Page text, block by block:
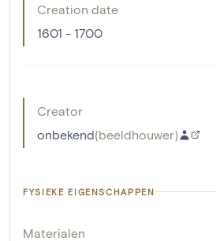
Creation date
1601 - 1700
Creator
onbekend(beeldhouwer)
FYSIEKE EIGENSCHAPPEN
Materialen